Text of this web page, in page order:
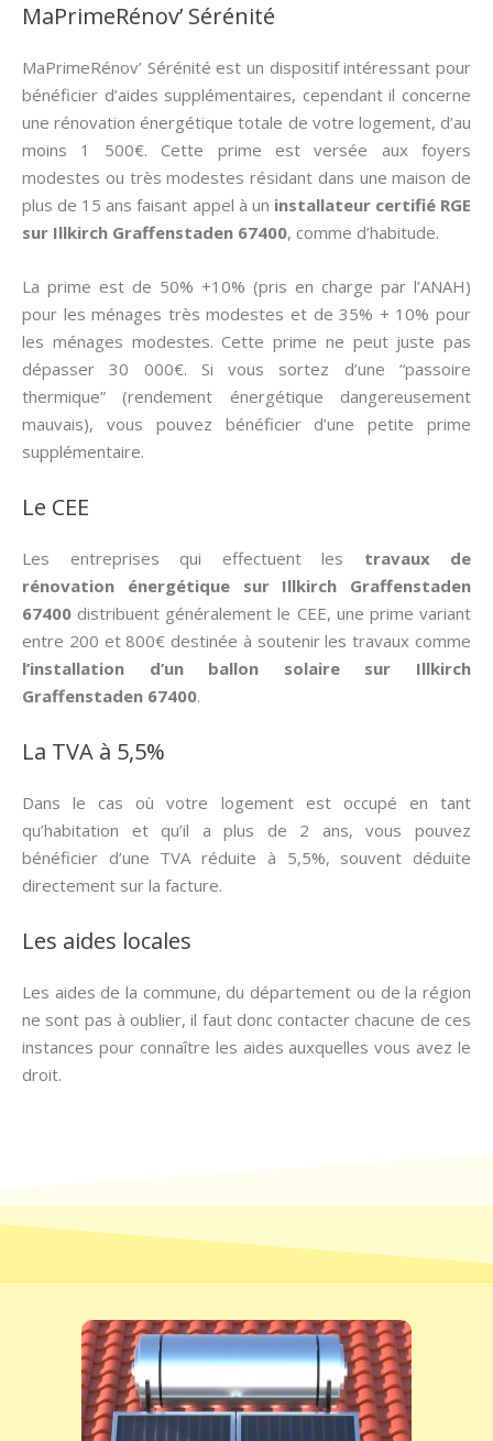
MaPrimeRénov’ Sérénité
MaPrimeRénov’ Sérénité est un dispositif intéressant pour
bénéficier d’aides supplémentaires, cependant il concerne
une rénovation énergétique totale de votre logement, d’au
moins 1 500€. Cette prime est versée aux foyers
modestes ou très modestes résidant dans une maison de
plus de 15 ans faisant appel à un installateur certifié RGE
sur Illkirch Graffenstaden 67400, comme d’habitude.
La prime est de 50% +10% (pris en charge par l’ANAH)
pour les ménages très modestes et de 35% + 10% pour
les ménages modestes. Cette prime ne peut juste pas
dépasser 30 000€. Si vous sortez d’une “passoire
thermique” (rendement énergétique dangereusement
mauvais), vous pouvez bénéficier d’une petite prime
supplémentaire.
Le CEE
Les entreprises qui effectuent les travaux de
rénovation énergétique sur Illkirch Graffenstaden
67400 distribuent généralement le CEE, une prime variant
entre 200 et 800€ destinée à soutenir les travaux comme
l’installation d’un ballon solaire sur Illkirch
Graffenstaden 67400.
La TVA à 5,5%
Dans le cas où votre logement est occupé en tant
qu’habitation et qu’il a plus de 2 ans, vous pouvez
bénéficier d’une TVA réduite à 5,5%, souvent déduite
directement sur la facture.
Les aides locales
Les aides de la commune, du département ou de la région
ne sont pas à oublier, il faut donc contacter chacune de ces
instances pour connaître les aides auxquelles vous avez le
droit.